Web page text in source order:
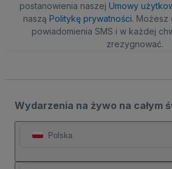
postanowienia naszej Umowy
naszą Politykę prywatności. Możesz
powiadomienia SMS i w każdej
zrezygnować.
Wydarzenia na żywo na całym
Polska